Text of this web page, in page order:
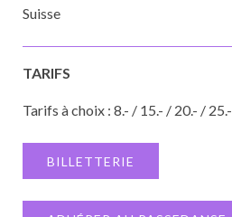
Suisse
TARIFS
Tarifs à choix : 8.- / 15.- / 20.- / 25.-
BILLETTERIE